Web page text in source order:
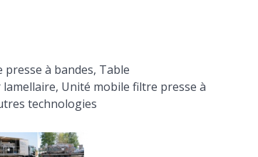
presse à bandes, Table
Unité mobile filtre presse à
technologies